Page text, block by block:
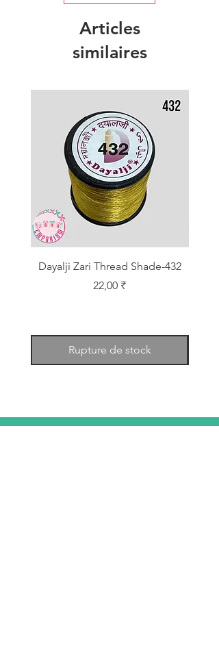
Articles
similaires
Dayalji Zari Thread Shade-432
Prix
22,00 ₹
Rupture de stock